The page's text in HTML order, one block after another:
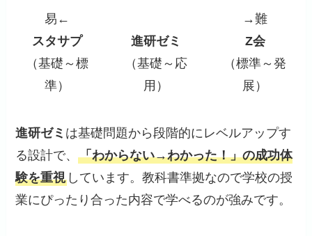
易←
→難
スタサプ
（基礎～標
準）
進研ゼミ
（基礎～応
用）
Z会
（標準～発
展）
進研ゼミ は基礎問題から段階的にレベルアップす
る設計で、「わからない→わかった！」の成功体
験を重視 しています。教科書準拠なので学校の授
業にぴったり合った内容で学べるのが強みです。